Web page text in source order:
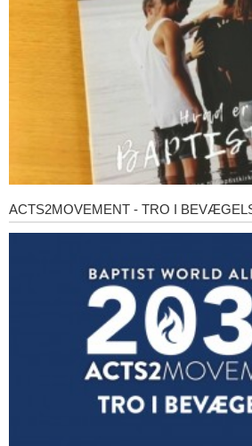
Acts2Movement
ACTS2MOVEMENT - TRO I